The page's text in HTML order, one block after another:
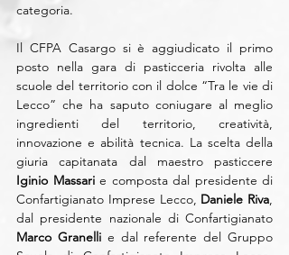
categoria.
Il CFPA Casargo si è aggiudicato il primo
posto nella gara di pasticceria rivolta alle
scuole del territorio con il dolce “Tra le vie di
Lecco” che ha saputo coniugare al meglio
ingredienti del territorio, creatività,
innovazione e abilità tecnica. La scelta della
Iginio Massari e composta dal presidente di
Confartigianato Imprese Lecco, Daniele Riva,
Marco Granelli e dal referente del Gruppo